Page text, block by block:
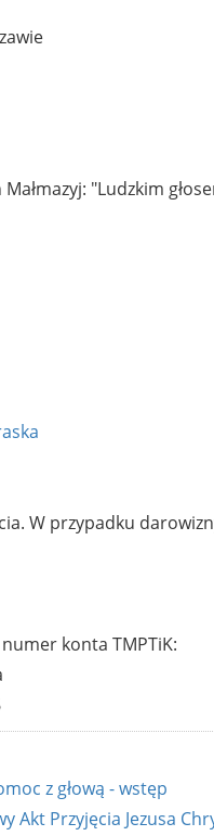
"Ludzkim
W przypadku
konta TMPTiK:
z głową - wstęp
Akt Przyjęcia Jezusa